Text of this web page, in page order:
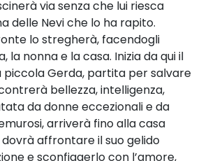
via senza che lui riesca
delle Nevi che lo ha rapito.
lo stregherà, facendogli
la nonna e la casa. Inizia da qui il
piccola Gerda, partita per salvare
bellezza, intelligenza,
da donne eccezionali e da
arriverà fino alla casa
dovrà affrontare il suo gelido
e sconfiggerlo con l’amore,